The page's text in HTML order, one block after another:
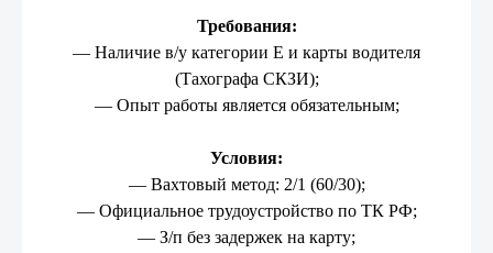
Требования:
— Наличие в/у категории Е и карты водителя
(Тахографа СКЗИ);
— Опыт работы является обязательным;
Условия:
— Вахтовый метод: 2/1 (60/30);
— Официальное трудоустройство по ТК РФ;
— З/п без задержек на карту;